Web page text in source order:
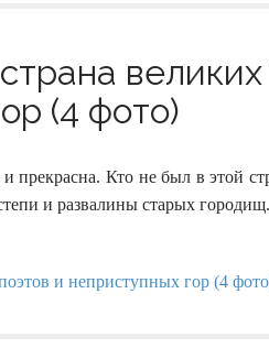
великих
(4 фото)
прекрасна. Кто не был в этой
и развалины старых городищ.